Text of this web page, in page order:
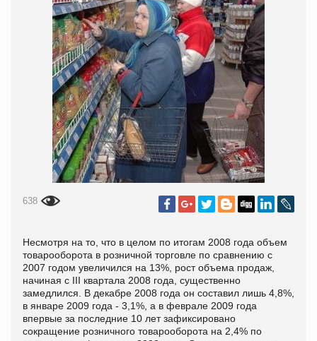
638
Несмотря на то, что в целом по итогам 2008 года объем
товарооборота в розничной торговле по сравнению с
2007 годом увеличился на 13%, рост объема продаж,
начиная с III квартала 2008 года, существенно
замедлился. В декабре 2008 года он составил лишь 4,8%,
в январе 2009 года - 3,1%, а в феврале 2009 года
впервые за последние 10 лет зафиксировано
сокращение розничного товарооборота на 2,4% по